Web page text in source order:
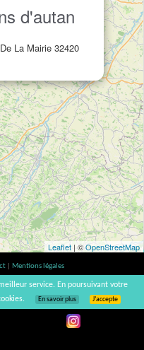
d'autan
La Mairie 32420
Leaflet | ©OpenStreetMap
Mentions légales
à consommer avec modération. |
service. En poursuivant votre
En savoir plus J’accepte